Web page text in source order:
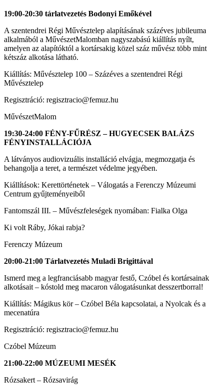
19:00-20:30 tárlatvezetés Bodonyi Emőkével
A szentendrei Régi Művésztelep alapításának százéves jubileuma
alkalmából a MűvészetMalomban nagyszabású kiállítás nyílt,
amelyen az alapítóktól a kortársakig közel száz művész több mint
kétszáz alkotása látható.
Kiállítás: Művésztelep 100 – Százéves a szentendrei Régi
Művésztelep
Regisztráció: regisztracio@femuz.hu
MűvészetMalom
19:30-24:00 FÉNY-FŰRÉSZ – HUGYECSEK BALÁZS
FÉNYINSTALLÁCIÓJA
A látványos audiovizuális installáció elvágja, megmozgatja és
behangolja a teret, a természet védelme jegyében.
Kiállítások: Kerettörténetek – Válogatás a Ferenczy Múzeumi
Centrum gyűjteményeiből
Fantomszál III. – Művészfeleségek nyomában: Fialka Olga
Ki volt Ráby, Jókai rabja?
Ferenczy Múzeum
20:00-21:00 Tárlatvezetés Muladi Brigittával
Ismerd meg a legfranciásabb magyar festő, Czóbel és kortársainak
alkotásait – kóstold meg macaron válogatásunkat desszertborral!
Kiállítás: Mágikus kör – Czóbel Béla kapcsolatai, a Nyolcak és a
mecenatúra
Regisztráció: regisztracio@femuz.hu
Czóbel Múzeum
21:00-22:00 MÚZEUMI MESÉK
Rózsakert – Rózsavirág